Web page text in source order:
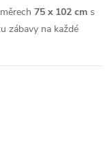
75 x 102 cm s
zábavy na každé